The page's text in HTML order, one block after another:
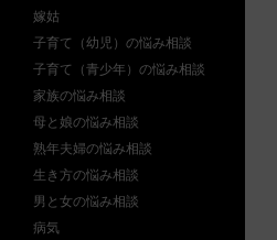
嫁姑
子育て（幼児）の悩み相談
子育て（青少年）の悩み相談
家族の悩み相談
母と娘の悩み相談
熟年夫婦の悩み相談
生き方の悩み相談
男と女の悩み相談
病気